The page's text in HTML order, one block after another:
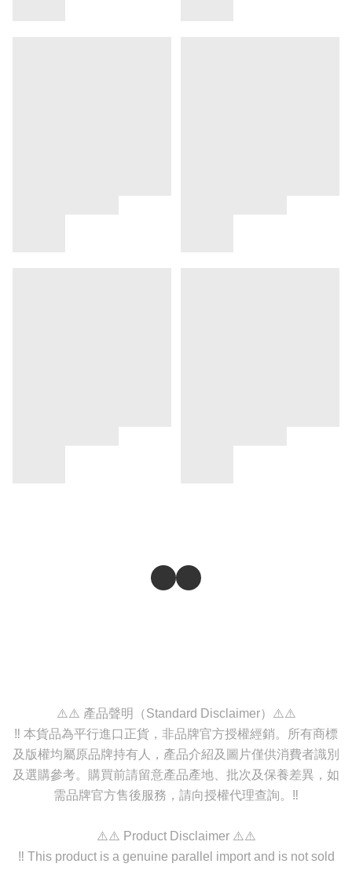
⚠️⚠️ 產品聲明（Standard Disclaimer）⚠️⚠️
‼️ 本貨品為平行進口正貨，非品牌官方授權經銷。所有商標
及版權均屬原品牌持有人，產品介紹及圖片僅供消費者識別
及選購參考。購買前請留意產品產地、批次及保養差異，如
需品牌官方售後服務，請向授權代理查詢。‼️
⚠️⚠️ Product Disclaimer ⚠️⚠️
‼️ This product is a genuine parallel import and is not sold